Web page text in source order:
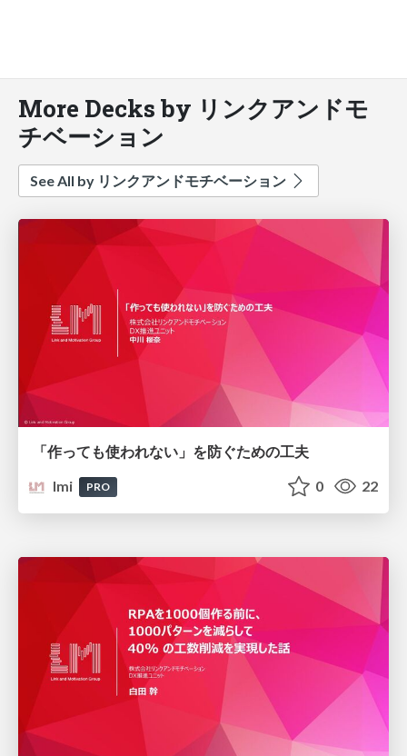
More Decks by リンクアンドモ
チベーション
See All by リンクアンドモチベーション
「作っても使われない」を防ぐための工夫
lmi
PRO 0 22